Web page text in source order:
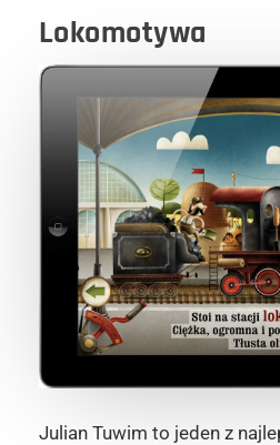
Lokomotywa
Julian Tuwim to jeden z